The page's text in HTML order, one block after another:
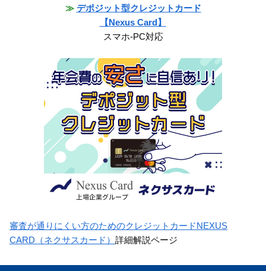
≫ デポジット型クレジットカード
【Nexus Card】
スマホ-PC対応
審査が通りにくい方のためのクレジットカードNEXUS
CARD（ネクサスカード） 詳細解説ページ